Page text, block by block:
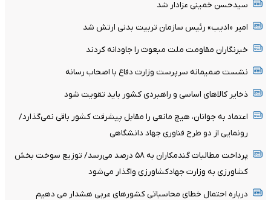
سیدحسن خمینی عزادار شد
امیر «ادیب» رئیس سازمان تربیت بدنی ارتش شد
خبرنگاران مقاومت ملت مبعوث را جاودانه کردند
نشست صمیمانه سرپرست وزارت دفاع با اصحاب رسانه
ذخایر کالاهای اساسی و راهبردی کشور باید تقویت شود
اعتماد به جوانان، هیچ مانعی را مقابل پیشرفت کشور باقی نمی‌گذارد/
رونمایی از دو طرح فناوری جهاد دانشگاهی
پرداخت مطالبات گندمکاران به ۵۸ درصد می‌رسد/ توزیع سوخت بخش
کشاورزی به وزارت جهادکشاورزی واگذار می‌شود
درباره احتمال خطای محاسباتی کشورهای عربی هشدار می دهیم